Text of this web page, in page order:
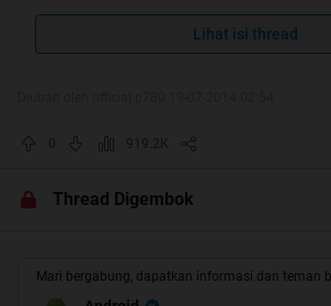
Lihat isi thread
0 919.2K
Thread Digembok
Mari bergabung, dapatkan informasi dan teman